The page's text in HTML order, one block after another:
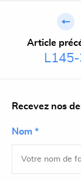
Article
Recevez nos
Nom *